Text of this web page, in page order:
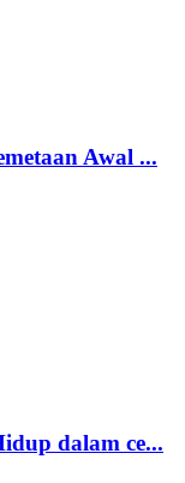
Awal ...
dalam ce...